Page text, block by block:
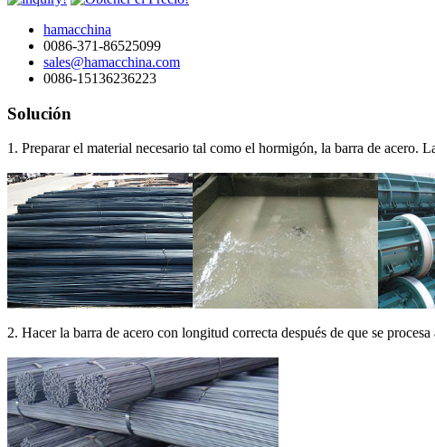
hamacchina
0086-371-86525099
sales@hamacchina.com
0086-15136236223
Solución
1. Preparar el material necesario tal como el hormigón, la barra de acero.
2. Hacer la barra de acero con longitud correcta después de que se procesa